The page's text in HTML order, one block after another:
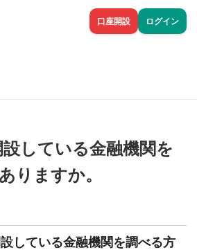
口座開設 ログイン
している金融機関を
りますか。
している金融機関を調べる方